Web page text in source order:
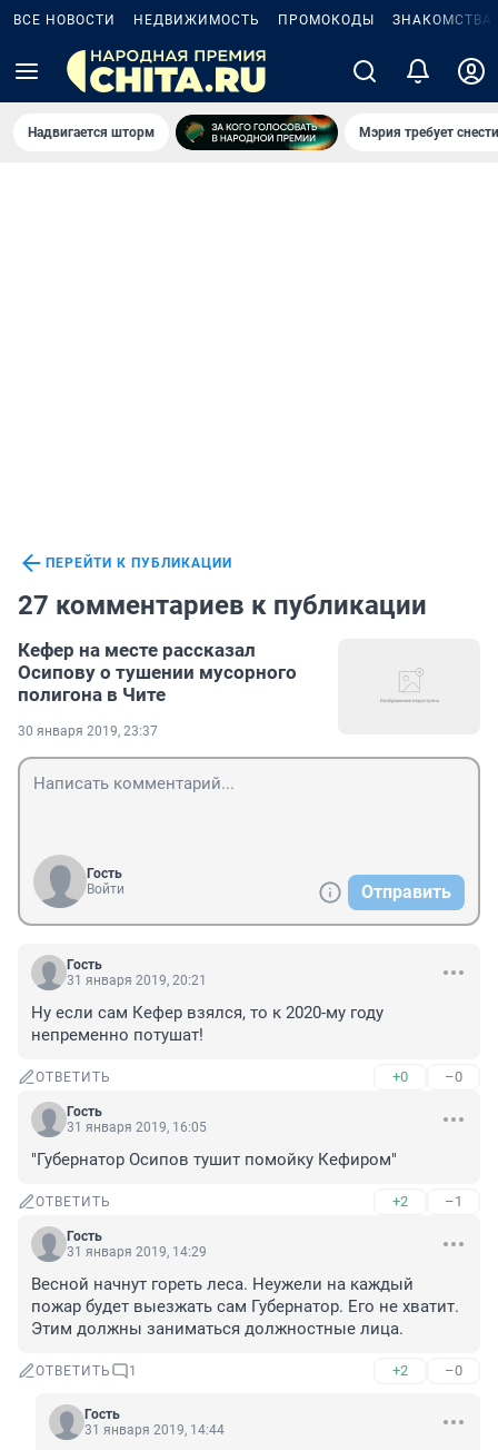
ВСЕ НОВОСТИ НЕДВИЖИМОСТЬ ПРОМОКОДЫ ЗНАКОМСТВА
Надвигается шторм Мэрия требует
ПЕРЕЙТИ К ПУБЛИКАЦИИ
27 комментариев к публикации
Кефер на месте рассказал
Осипову о тушении мусорного
полигона в Чите
30 января 2019, 23:37
Гость
Войти
Отправить
Гость
31 января 2019, 20:21
Ну если сам Кефер взялся, то к 2020-му году
непременно потушат!
ОТВЕТИТЬ +0 –0
Гость
31 января 2019, 16:05
"Губернатор Осипов тушит помойку Кефиром"
ОТВЕТИТЬ +2 –1
Гость
31 января 2019, 14:29
Весной начнут гореть леса. Неужели на каждый
пожар будет выезжать сам Губернатор. Его не хватит.
Этим должны заниматься должностные лица.
ОТВЕТИТЬ 1 +2 –0
Гость
31 января 2019, 14:44